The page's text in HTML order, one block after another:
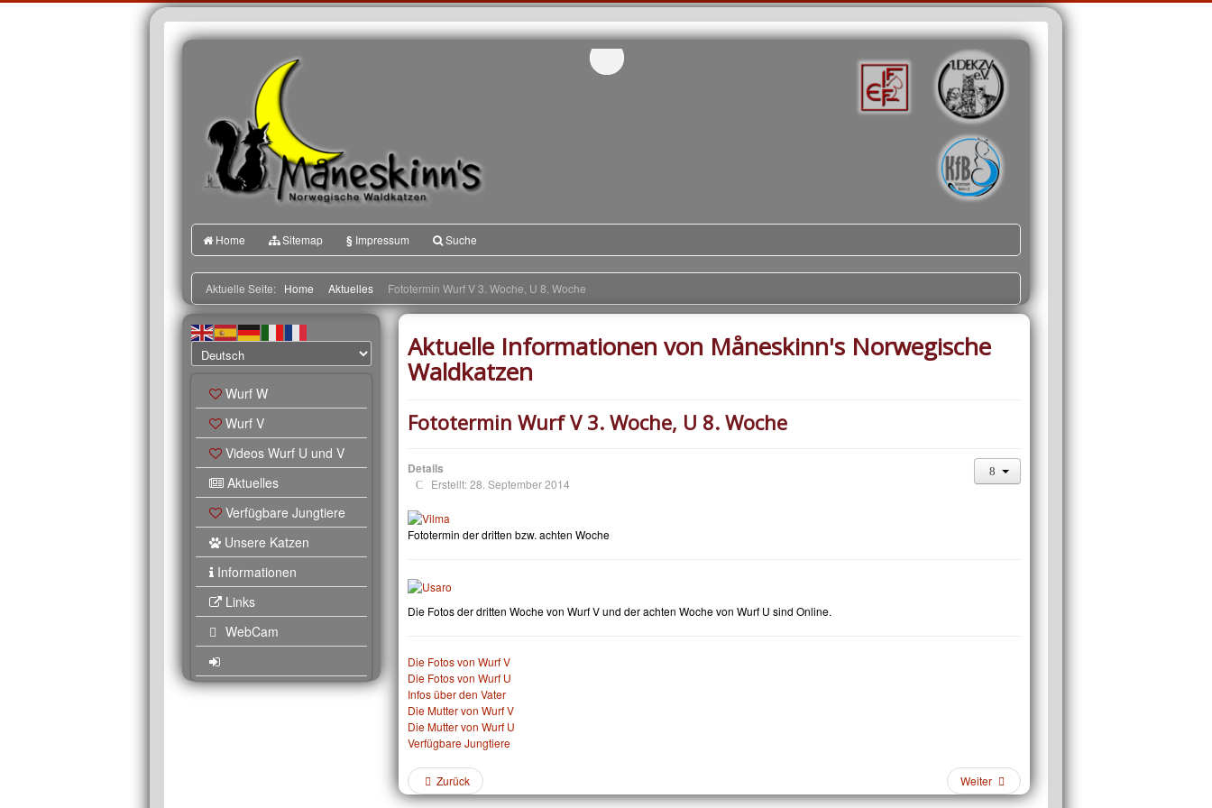
Home Sitemap § Impressum Suche
Aktuelle Seite: Home Aktuelles Fototermin Wurf V 3. Woche, U 8. Woche
Wurf W
Wurf V
Videos Wurf U und V
Aktuelles
Verfügbare Jungtiere
Unsere Katzen
Informationen
Links
WebCam
Aktuelle Informationen von Måneskinn's Norwegische
Waldkatzen
Fototermin Wurf V 3. Woche, U 8. Woche
Details
Erstellt: 28. September 2014
Fototermin der dritten bzw. achten Woche
Die Fotos der dritten Woche von Wurf V und der achten Woche von Wurf U sind Online.
Die Fotos von Wurf V
Die Fotos von Wurf U
Infos über den Vater
Die Mutter von Wurf V
Die Mutter von Wurf U
Verfügbare Jungtiere
Zurück Weiter